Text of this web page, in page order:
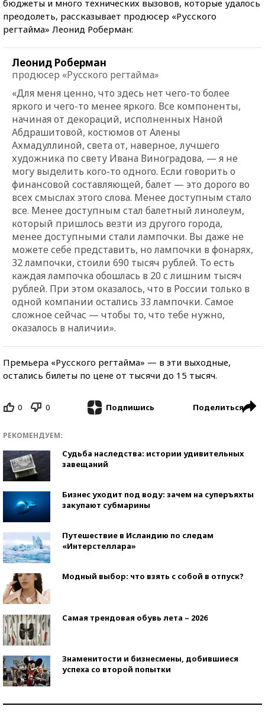
бюджеты и много технических вызовов, которые удалось
преодолеть, рассказывает продюсер «Русского
регтайма» Леонид Роберман:
Леонид Роберман
продюсер «Русского регтайма»
«Для меня ценно, что здесь нет чего-то более
яркого и чего-то менее яркого. Все компоненты,
начиная от декораций, исполненных Наной
Абдрашитовой, костюмов от Алены
Ахмадуллиной, света от, наверное, лучшего
художника по свету Ивана Виноградова, — я не
могу выделить кого-то одного. Если говорить о
финансовой составляющей, балет — это дорого во
всех смыслах этого слова. Менее доступным стало
все. Менее доступным стал балетный линолеум,
который пришлось везти из другого города,
менее доступными стали лампочки. Вы даже не
можете себе представить, но лампочки в фонарях,
32 лампочки, стоили 690 тысяч рублей. То есть
каждая лампочка обошлась в 20 с лишним тысяч
рублей. При этом оказалось, что в России только в
одной компании остались 33 лампочки. Самое
сложное сейчас — чтобы то, что тебе нужно,
оказалось в наличии».
Премьера «Русского регтайма» — в эти выходные,
остались билеты по цене от тысячи до 15 тысяч.
0 0 Подпишись Поделиться
РЕКОМЕНДУЕМ:
Судьба наследства: истории удивительных
завещаний
Бизнес уходит под воду: зачем на суперъяхты
закупают субмарины
Путешествие в Исландию по следам
«Интерстеллара»
Модный выбор: что взять с собой в отпуск?
Самая трендовая обувь лета – 2026
Знаменитости и бизнесмены, добившиеся
успеха со второй попытки